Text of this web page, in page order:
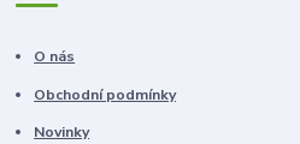
O nás
Obchodní podmínky
Novinky